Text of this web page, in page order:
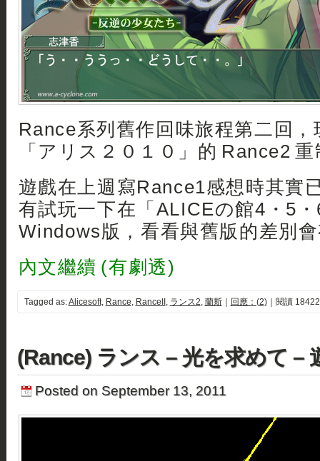
Rance系列舊作回味旅程第二回
「アリス２０１０」的 Rance2
遊戲在上週寫Rance1感想時其實
有試玩一下在「ALICEの館4・5
Windows版，看看與舊版的差別
內文繼續 (有劇透)
Tagged as:Alicesoft, Rance, RanceII , ランス2, 蘭斯｜ 回應：(2)｜閱讀
(Rance) ランス – 光を求めて –
Posted on September 13, 2011